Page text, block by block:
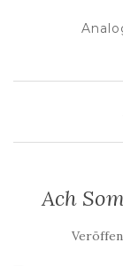
Ach